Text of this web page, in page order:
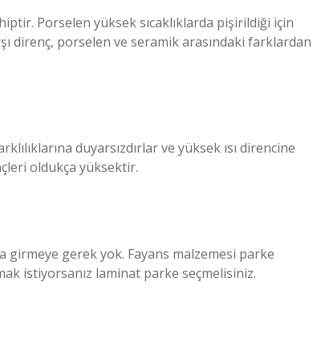
Porselen yüksek sıcaklıklarda pişirildiği için
direnç, porselen ve seramik arasındaki farklardan
duyarsızdırlar ve yüksek ısı direncine
oldukça yüksektir.
girmeye gerek yok. Fayans malzemesi parke
istiyorsanız laminat parke seçmelisiniz.